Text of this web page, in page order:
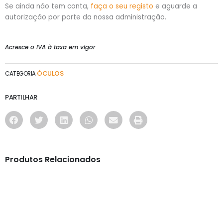
Se ainda não tem conta, faça o seu registo e aguarde a
autorização por parte da nossa administração.
Acresce o IVA à taxa em vigor
CATEGORIA ÓCULOS
PARTILHAR
Produtos Relacionados